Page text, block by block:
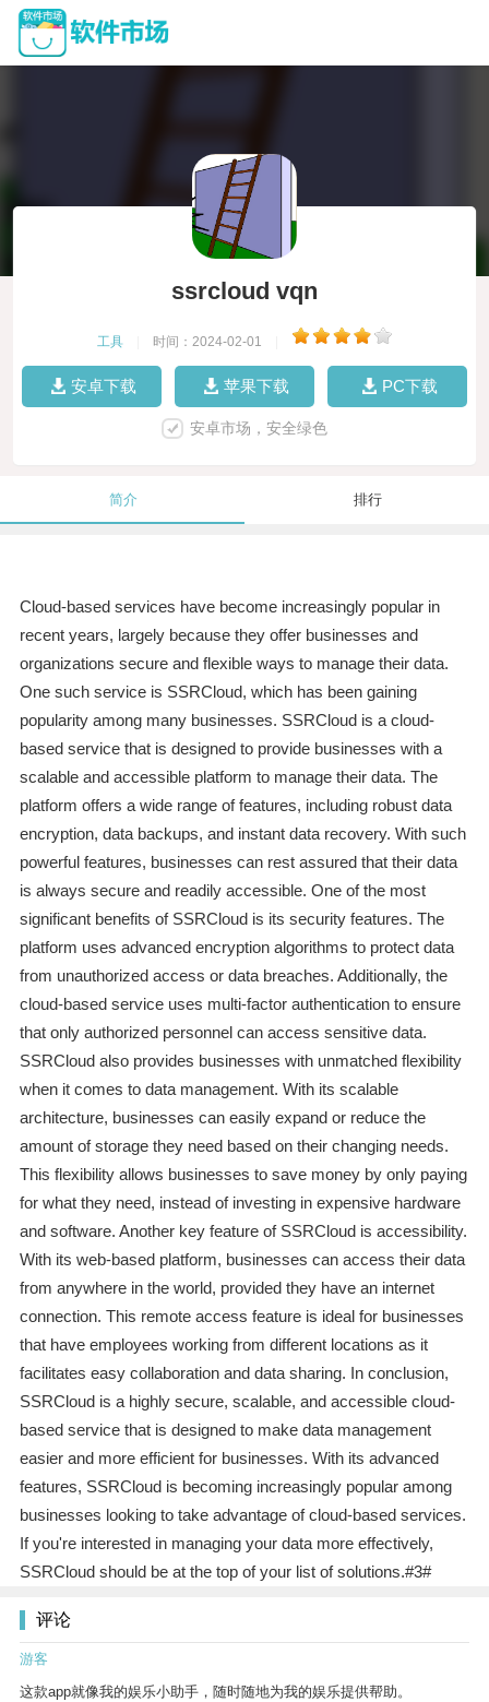
ssrcloud vqn
工具 时间：2024-02-01
安卓下载 苹果下载 PC下载
安卓市场，安全绿色
简介 排行
Cloud-based services have become increasingly popular in
recent years, largely because they offer businesses and
organizations secure and flexible ways to manage their data.
One such service is SSRCloud, which has been gaining
popularity among many businesses. SSRCloud is a cloud-
based service that is designed to provide businesses with a
scalable and accessible platform to manage their data. The
platform offers a wide range of features, including robust data
encryption, data backups, and instant data recovery. With such
powerful features, businesses can rest assured that their data
is always secure and readily accessible. One of the most
significant benefits of SSRCloud is its security features. The
platform uses advanced encryption algorithms to protect data
from unauthorized access or data breaches. Additionally, the
cloud-based service uses multi-factor authentication to ensure
that only authorized personnel can access sensitive data.
SSRCloud also provides businesses with unmatched flexibility
when it comes to data management. With its scalable
architecture, businesses can easily expand or reduce the
amount of storage they need based on their changing needs.
This flexibility allows businesses to save money by only paying
for what they need, instead of investing in expensive hardware
and software. Another key feature of SSRCloud is accessibility.
With its web-based platform, businesses can access their data
from anywhere in the world, provided they have an internet
connection. This remote access feature is ideal for businesses
that have employees working from different locations as it
facilitates easy collaboration and data sharing. In conclusion,
SSRCloud is a highly secure, scalable, and accessible cloud-
based service that is designed to make data management
easier and more efficient for businesses. With its advanced
features, SSRCloud is becoming increasingly popular among
businesses looking to take advantage of cloud-based services.
If you're interested in managing your data more effectively,
SSRCloud should be at the top of your list of solutions.#3#
评论
游客
这款app就像我的娱乐小助手，随时随地为我的娱乐提供帮助。